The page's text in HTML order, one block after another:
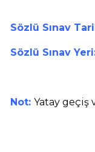
Sözlü Sınav
Sözlü Sınav
Not: Yatay geçiş